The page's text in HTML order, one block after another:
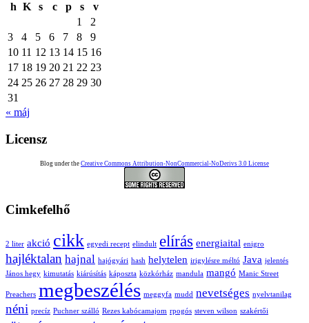
h K s c p s
v
1
2
3
4 5 6 7 8
9
10 11 12 13 14 15 16
17 18 19 20 21 22 23
24 25 26 27 28 29 30
31
« máj
Licensz
Blog under the Creative Commons Attribution-NonCommercial-NoDerivs 3.0 License
Cimkefelhő
2 liter akció cikk egyedi recept elindult elírás energiaital enigro
hajléktalan hajnal hajógyári hash helytelen irigylésre méltó Java jelentés
János hegy kimutatás kiárúsítás káposzta közkórház mandula mangó Manic Street
Preachers megbeszélés meggyfa mudd nevetséges nyelvtanilag
néni precíz Puchner szálló Rezes kabócamajom rpogós steven wilson szakértői